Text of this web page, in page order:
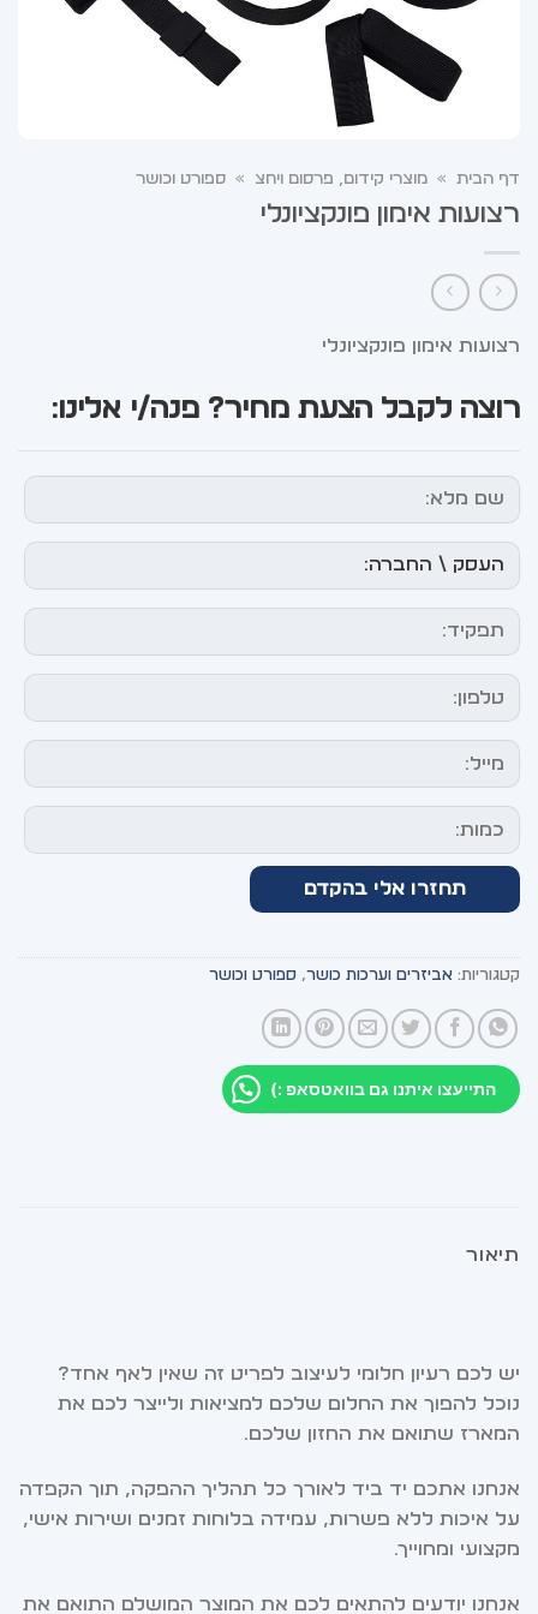
דף הבית » מוצרי קידום, פרסום ויחצ » ספורט וכושר
רצועות אימון פונקציונלי
רצועות אימון פונקציונלי
רוצה לקבל הצעת מחיר? פנה/י אלינו:
קטגוריות: אביזרים וערכות כושר, ספורט וכושר
התייעצו איתנו גם בוואטסאפ :)
תיאור
יש לכם רעיון חלומי לעיצוב לפריט זה שאין לאף אחד?
נוכל להפוך את החלום שלכם למציאות ולייצר לכם את
המארז שתואם את החזון שלכם.
אנחנו אתכם יד ביד לאורך כל תהליך ההפקה, תוך הקפדה
על איכות ללא פשרות, עמידה בלוחות זמנים ושירות אישי,
מקצועי ומחוייך.
אנחנו יודעים להתאים לכם את המוצר המושלם התואם את